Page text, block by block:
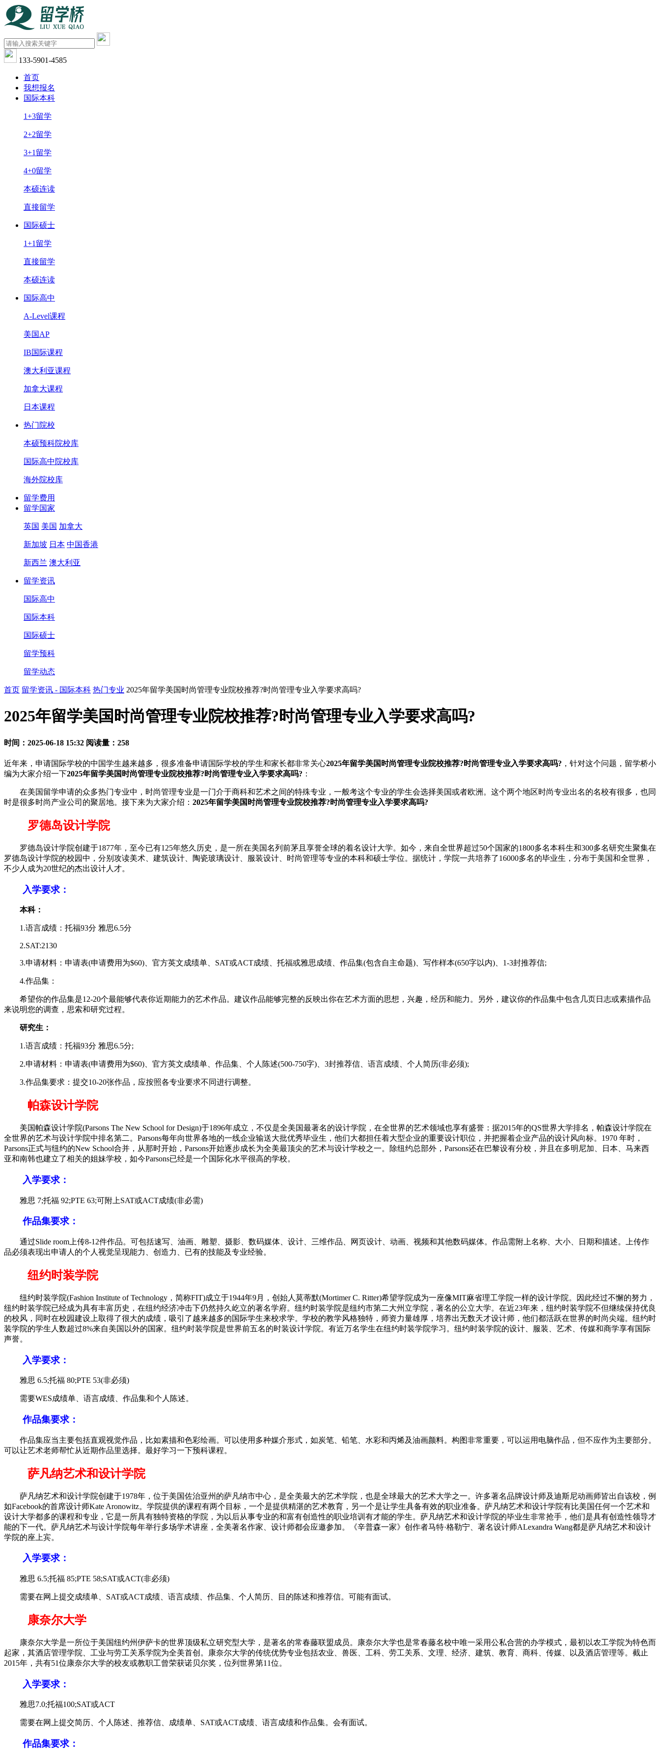
133-5901-4585
首页
我想报名
国际本科
1+3留学
2+2留学
3+1留学
4+0留学
本硕连读
直接留学
国际硕士
1+1留学
直接留学
本硕连读
国际高中
A-Level课程
美国AP
IB国际课程
澳大利亚课程
加拿大课程
日本课程
热门院校
本硕预科院校库
国际高中院校库
海外院校库
留学费用
留学国家
英国 美国 加拿大
新加坡 日本 中国香港
新西兰 澳大利亚
留学资讯
国际高中
国际本科
国际硕士
留学预科
留学动态
首页 留学资讯 - 国际本科 热门专业 2025年留学美国时尚管理专业院校推荐?时尚管理专业入学要求高吗?
2025年留学美国时尚管理专业院校推荐?时尚管理专业入学要求高吗?
时间：2025-06-18 15:32 阅读量：258
近年来，申请国际学校的中国学生越来越多，很多准备申请国际学校的学生和家长都非常关心2025年留学美国时尚管理专业院校推荐?时尚管理专业入学要求高吗? ，针对这个问题，留学桥小
编为大家介绍一下2025年留学美国时尚管理专业院校推荐?时尚管理专业入学要求高吗? ：
在美国留学申请的众多热门专业中，时尚管理专业是一门介于商科和艺术之间的特殊专业，一般考这个专业的学生会选择美国或者欧洲。这个两个地区时尚专业出名的名校有很多，也同
时是很多时尚产业公司的聚居地。接下来为大家介绍： 2025年留学美国时尚管理专业院校推荐?时尚管理专业入学要求高吗?
罗德岛设计学院
罗德岛设计学院创建于1877年，至今已有125年悠久历史，是一所在美国名列前茅且享誉全球的着名设计大学。如今，来自全世界超过50个国家的1800多名本科生和300多名研究生聚集在
罗德岛设计学院的校园中，分别攻读美术、建筑设计、陶瓷玻璃设计、服装设计、时尚管理等专业的本科和硕士学位。据统计，学院一共培养了16000多名的毕业生，分布于美国和全世界，
不少人成为20世纪的杰出设计人才。
入学要求：
本科：
1.语言成绩：托福93分 雅思6.5分
2.SAT:2130
3.申请材料：申请表(申请费用为$60)、官方英文成绩单、SAT或ACT成绩、托福或雅思成绩、作品集(包含自主命题)、写作样本(650字以内)、1-3封推荐信;
4.作品集：
希望你的作品集是12-20个最能够代表你近期能力的艺术作品。建议作品能够完整的反映出你在艺术方面的思想，兴趣，经历和能力。另外，建议你的作品集中包含几页日志或素描作品
来说明您的调查，思索和研究过程。
研究生：
1.语言成绩：托福93分 雅思6.5分;
2.申请材料：申请表(申请费用为$60)、官方英文成绩单、作品集、个人陈述(500-750字)、3封推荐信、语言成绩、个人简历(非必须);
3.作品集要求：提交10-20张作品，应按照各专业要求不同进行调整。
帕森设计学院
美国帕森设计学院(Parsons The New School for Design)于1896年成立，不仅是全美国最著名的设计学院，在全世界的艺术领域也享有盛誉：据2015年的QS世界大学排名，帕森设计学院在
全世界的艺术与设计学院中排名第二。Parsons每年向世界各地的一线企业输送大批优秀毕业生，他们大都担任着大型企业的重要设计职位，并把握着企业产品的设计风向标。1970 年时，
Parsons正式与纽约的New School合并，从那时开始，Parsons开始逐步成长为全美最顶尖的艺术与设计学校之一。除纽约总部外，Parsons还在巴黎设有分校，并且在多明尼加、日本、马来西
亚和南韩也建立了相关的姐妹学校，如今Parsons已经是一个国际化水平很高的学校。
入学要求：
雅思 7;托福 92;PTE 63;可附上SAT或ACT成绩(非必需)
作品集要求：
通过Slide room上传8-12件作品。可包括速写、油画、雕塑、摄影、数码媒体、设计、三维作品、网页设计、动画、视频和其他数码媒体。作品需附上名称、大小、日期和描述。上传作
品必须表现出申请人的个人视觉呈现能力、创造力、已有的技能及专业经验。
纽约时装学院
纽约时装学院(Fashion Institute of Technology，简称FIT)成立于1944年9月，创始人莫蒂默(Mortimer C. Ritter)希望学院成为一座像MIT麻省理工学院一样的设计学院。因此经过不懈的努力，
纽约时装学院已经成为具有丰富历史，在纽约经济冲击下仍然持久屹立的著名学府。纽约时装学院是纽约市第二大州立学院，著名的公立大学。在近23年来，纽约时装学院不但继续保持优良
的校风，同时在校园建设上取得了很大的成绩，吸引了越来越多的国际学生来校求学。学校的教学风格独特，师资力量雄厚，培养出无数天才设计师，他们都活跃在世界的时尚尖端。纽约时
装学院的学生人数超过8%来自美国以外的国家。纽约时装学院是世界前五名的时装设计学院。有近万名学生在纽约时装学院学习。纽约时装学院的设计、服装、艺术、传媒和商学享有国际
声誉。
入学要求：
雅思 6.5;托福 80;PTE 53(非必须)
需要WES成绩单、语言成绩、作品集和个人陈述。
作品集要求：
作品集应当主要包括直观视觉作品，比如素描和色彩绘画。可以使用多种媒介形式，如炭笔、铅笔、水彩和丙烯及油画颜料。构图非常重要，可以运用电脑作品，但不应作为主要部分。
可以让艺术老师帮忙从近期作品里选择。最好学习一下预科课程。
萨凡纳艺术和设计学院
萨凡纳艺术和设计学院创建于1978年，位于美国佐治亚州的萨凡纳市中心，是全美最大的艺术学院，也是全球最大的艺术大学之一。许多著名品牌设计师及迪斯尼动画师皆出自该校，例
如Facebook的首席设计师Kate Aronowitz。学院提供的课程有两个目标，一个是提供精湛的艺术教育，另一个是让学生具备有效的职业准备。萨凡纳艺术和设计学院有比美国任何一个艺术和
设计大学都多的课程和专业，它是一所具有独特资格的学院，为以后从事专业的和富有创造性的职业培训有才能的学生。萨凡纳艺术和设计学院的毕业生非常抢手，他们是具有创造性领导才
能的下一代。萨凡纳艺术与设计学院每年举行多场学术讲座，全美著名作家、设计师都会应邀参加。《辛普森一家》创作者马特·格勒宁、著名设计师ALexandra Wang都是萨凡纳艺术和设计
学院的座上宾。
入学要求：
雅思 6.5;托福 85;PTE 58;SAT或ACT(非必须)
需要在网上提交成绩单、SAT或ACT成绩、语言成绩、作品集、个人简历、目的陈述和推荐信。可能有面试。
康奈尔大学
康奈尔大学是一所位于美国纽约州伊萨卡的世界顶级私立研究型大学，是著名的常春藤联盟成员。康奈尔大学也是常春藤名校中唯一采用公私合营的办学模式，最初以农工学院为特色而
起家，其酒店管理学院、工业与劳工关系学院为全美首创。康奈尔大学的传统优势专业包括农业、兽医、工科、劳工关系、文理、经济、建筑、教育、商科、传媒、以及酒店管理等。截止
2015年，共有51位康奈尔大学的校友或教职工曾荣获诺贝尔奖，位列世界第11位。
入学要求：
雅思7.0;托福100;SAT或ACT
需要在网上提交简历、个人陈述、推荐信、成绩单、SAT或ACT成绩、语言成绩和作品集。会有面试。
作品集要求：